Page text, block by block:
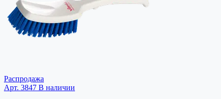
Распродажа
Арт. 3847 В наличии